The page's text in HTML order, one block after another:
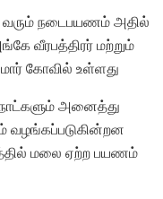
வரும் நடைபயணம் அதில்
வீரபத்திரர் மற்றும்
கோவில் உள்ளது
அனைத்து
வழங்கப்படுகின்றன
மலை ஏற்ற பயணம்